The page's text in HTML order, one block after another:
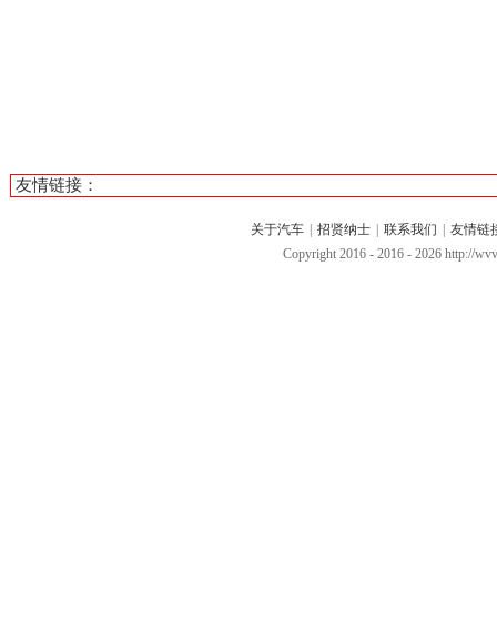
友情链接：
关于汽车 招贤纳士 联系我们
友情链
Copyright 2016 - 2016 -2026 http://